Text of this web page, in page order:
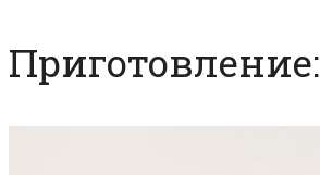
Приготовление: